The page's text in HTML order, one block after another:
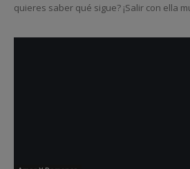
quieres saber qué sigue? ¡Salir con ella